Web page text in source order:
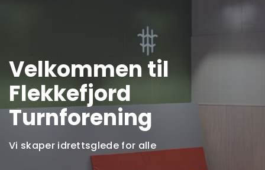
Velkommen til
Flekkefjord
Turnforening
Vi skaper idrettsglede for alle